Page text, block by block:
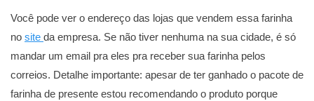
Você pode ver o endereço das lojas que vendem essa farinha
no site da empresa. Se não tiver nenhuma na sua cidade, é só
mandar um email pra eles pra receber sua farinha pelos
correios. Detalhe importante: apesar de ter ganhado o pacote de
farinha de presente estou recomendando o produto porque